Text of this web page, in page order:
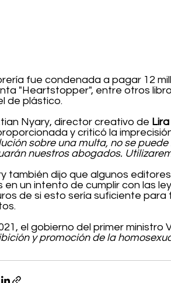
fue condenada a pagar 12
"Heartstopper", entre otros
de plástico.
Nyary, director creativo de Lira
y criticó la
sobre una multa, no se
nuestros abogados.
también dijo que algunos
en un intento de cumplir con las
de si esto sería suficiente
el gobierno del primer
y promoción de la